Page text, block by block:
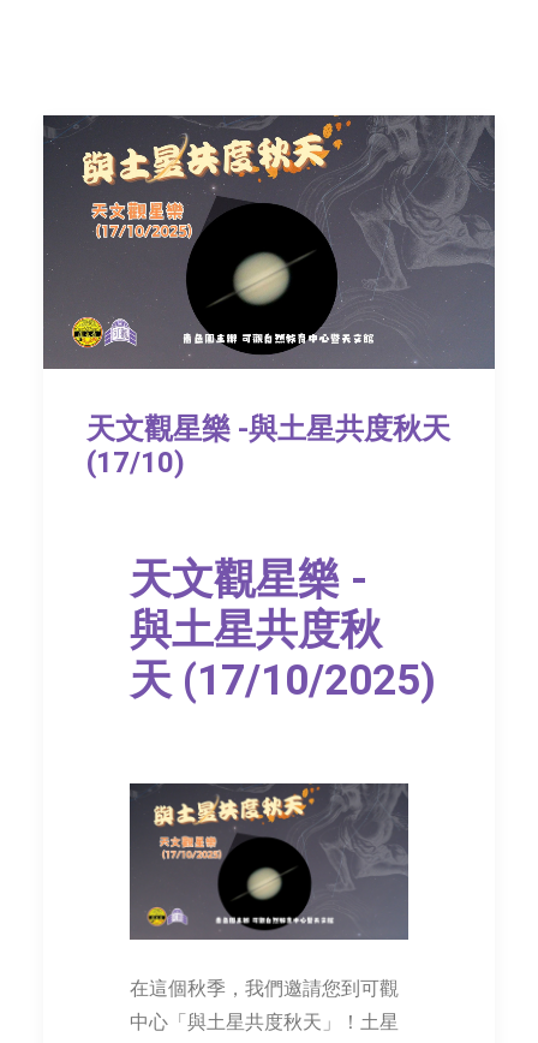
天文課程簡介
2025-2026年度學界天
文課程
2024小學教師天文工
作坊
天文觀星樂 -與土星共度秋天
(17/10)
天文觀星樂 -
與土星共度秋
天 (17/10/2025)
在這個秋季，我們邀請您到可觀
中心「與土星共度秋天」！土星